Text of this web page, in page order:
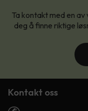
Ta kontakt med en
deg å finne riktige
Kontakt oss